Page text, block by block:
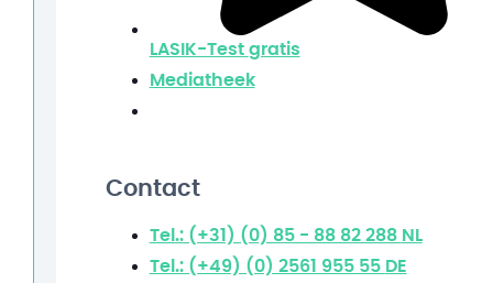
LASIK-Test gratis
Mediatheek
Contact
Tel.: (+31) (0) 85 - 88 82 288 NL
Tel.: (+49) (0) 2561 955 55 DE